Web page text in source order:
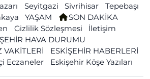
Seyitgazi Sivrihisar
Tepebaşı
YAŞAM
SON DAKİKA
Gizlilik Sözleşmesi
İletişim
HAVA DURUMU
VAKİTLERİ
ESKİŞEHİR HABERLERİ
Eczaneler
Eskişehir Köşe Yazıları